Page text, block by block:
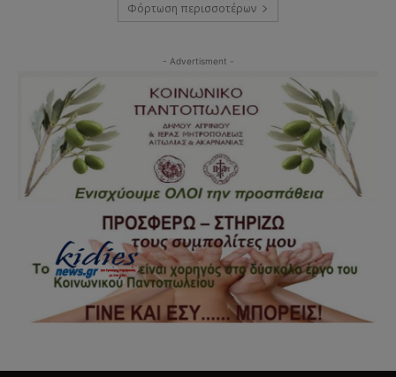
Φόρτωση περισσοτέρων
- Advertisment -